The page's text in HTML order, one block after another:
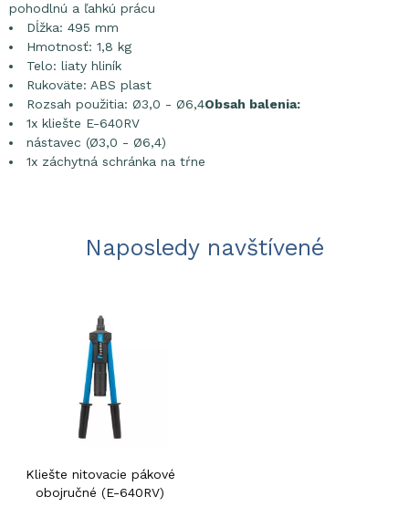
pohodlnú a ľahkú prácu
Dĺžka: 495 mm
Hmotnosť: 1,8 kg
Telo: liaty hliník
Rukoväte: ABS plast
Rozsah použitia: Ø3,0 - Ø6,4Obsah balenia:
1x kliešte E-640RV
nástavec (Ø3,0 - Ø6,4)
1x záchytná schránka na tŕne
Naposledy navštívené
Kliešte nitovacie pákové
obojručné (E-640RV)